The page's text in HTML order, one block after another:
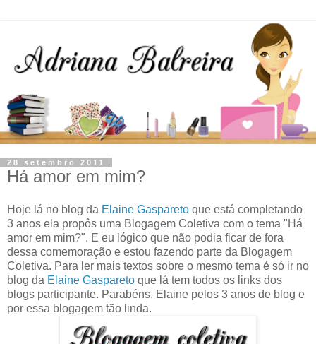
28 setembro 2011
Há amor em mim?
Hoje lá no blog da Elaine Gaspareto que está completando
3 anos ela propôs uma Blogagem Coletiva com o tema "Há
amor em mim?". E eu lógico que não podia ficar de fora
dessa comemoração e estou fazendo parte da Blogagem
Coletiva. Para ler mais textos sobre o mesmo tema é só ir no
blog da Elaine Gaspareto que lá tem todos os links dos
blogs participante. Parabéns, Elaine pelos 3 anos de blog e
por essa blogagem tão linda.